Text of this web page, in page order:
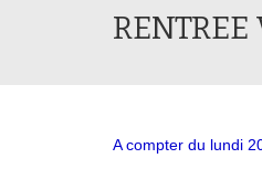
RENTREE
A compter du lundi